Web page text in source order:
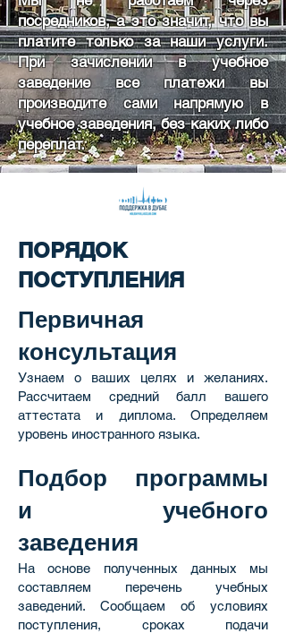
посредников, а это значит, что вы
платите только за наши услуги.
При зачислении в учебное
заведение все платежи вы
производите сами напрямую в
учебное заведения, без каких либо
переплат.
ПОРЯДОК
ПОСТУПЛЕНИЯ
Первичная
консультация
Узнаем о ваших целях и желаниях.
Рассчитаем средний балл вашего
аттестата и диплома. Определяем
уровень иностранного языка.
Подбор программы
и учебного
заведения
На основе полученных данных мы
составляем перечень учебных
заведений. Сообщаем об условиях
поступления, сроках подачи